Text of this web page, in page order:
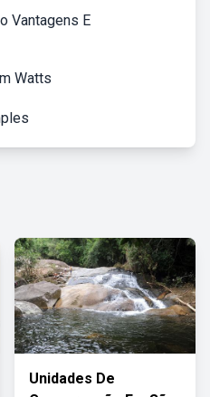
Vantagens E
Watts
Unidades De